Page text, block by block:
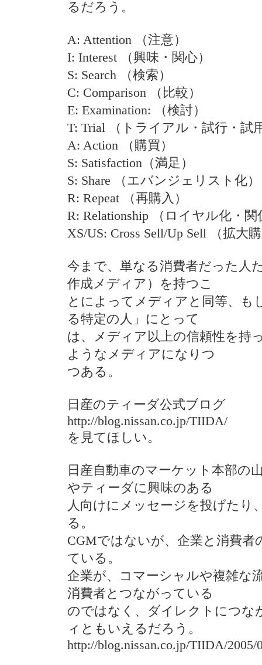
るだろう。
A: Attention （注意）
I: Interest （興味・関心）
S: Search （検索）
C: Comparison （比較）
E: Examination: （検討）
T: Trial （トライアル・試行・試
A: Action （購買）
S: Satisfaction（満足）
S: Share （エバンジェリスト化）
R: Repeat （再購入）
R: Relationship （ロイヤル化・関
XS/US: Cross Sell/Up Sell （拡大
今まで、単なる消費者だった人
作成メディア）を持つこ
とによってメディアと同等、も
る特定の人」にとって
は、メディア以上の信頼性を持
ようなメディアになりつ
つある。
日産のティーダ公式ブログ
http://blog.nissan.co.jp/TIIDA/
を見てほしい。
日産自動車のマーケット本部の
やティーダに興味のある
人向けにメッセージを投げたり
る。
CGMではないが、企業と消費
ている。
企業が、コマーシャルや複雑な
消費者とつながっている
のではなく、ダイレクトにつな
ィともいえるだろう。
http://blog.nissan.co.jp/TIIDA/2005/